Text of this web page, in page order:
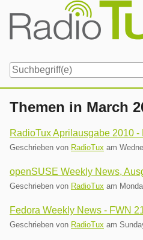
content
Themen in March
RadioTux Aprilausgabe 2010
Geschrieben von RadioTux am
openSUSE Weekly News,
Geschrieben von RadioTux am
Fedora Weekly News - FWN
Geschrieben von RadioTux am